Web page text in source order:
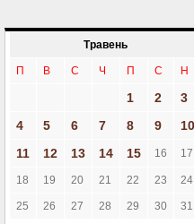
Травень
П В С Ч П С Н
1 2
3
4
5 6 7 8 9
10
11
12 13 14 15 16 17
18 19 20 21 22 23 24
25 26 27 28 29 30 31